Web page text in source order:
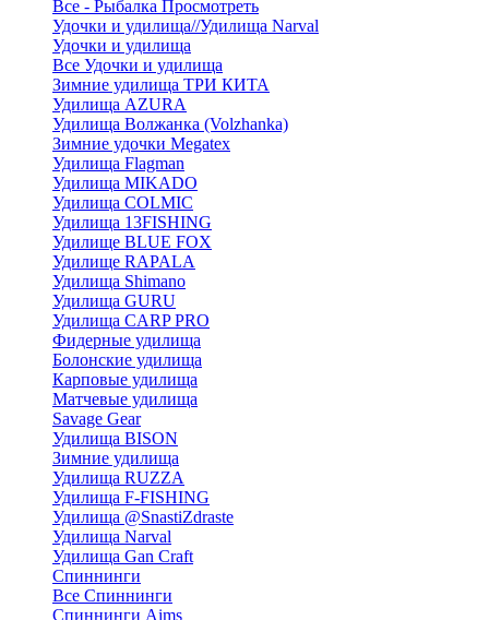
Все - Рыбалка Просмотреть
Удочки и удилища//Удилища Narval
Удочки и удилища
Все Удочки и удилища
Зимние удилища ТРИ КИТА
Удилища AZURA
Удилища Волжанка (Volzhanka)
Зимние удочки Megatex
Удилища Flagman
Удилища MIKADO
Удилища COLMIC
Удилища 13FISHING
Удилище BLUE FOX
Удилище RAPALA
Удилища Shimano
Удилища GURU
Удилища CARP PRO
Фидерные удилища
Болонские удилища
Карповые удилища
Матчевые удилища
Savage Gear
Удилища BISON
Зимние удилища
Удилища RUZZA
Удилища F-FISHING
Удилища @SnastiZdraste
Удилища Narval
Удилища Gan Craft
Спиннинги
Все Спиннинги
Спиннинги Aims